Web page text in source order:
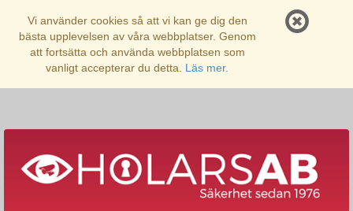
Vi använder cookies så att vi kan ge dig den
bästa upplevelsen av våra webbplatser. Genom
att fortsätta och använda webbplatsen som
vanligt accepterar du detta. Läs mer.